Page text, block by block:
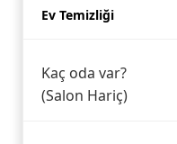
Ev Temizliği
Kaç oda var?
(Salon Hariç)